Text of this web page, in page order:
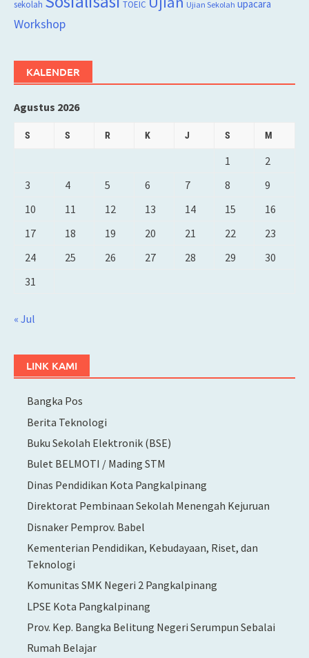
sekolah TOEIC Ujian Sekolah upacara
Workshop
KALENDER
Agustus 2026
S S R K J S M
1
2
3
4 5 6 7 8
9
10
11 12 13 14 15
16
17
18 19 20 21 22
23
24
25 26 27 28 29
30
31
« Jul
LINK KAMI
Bangka Pos
Berita Teknologi
Buku Sekolah Elektronik (BSE)
Bulet BELMOTI / Mading STM
Dinas Pendidikan Kota Pangkalpinang
Direktorat Pembinaan Sekolah Menengah Kejuruan
Disnaker Pemprov. Babel
Kementerian Pendidikan, Kebudayaan, Riset, dan
Teknologi
Komunitas SMK Negeri 2 Pangkalpinang
LPSE Kota Pangkalpinang
Prov. Kep. Bangka Belitung Negeri Serumpun Sebalai
Rumah Belajar